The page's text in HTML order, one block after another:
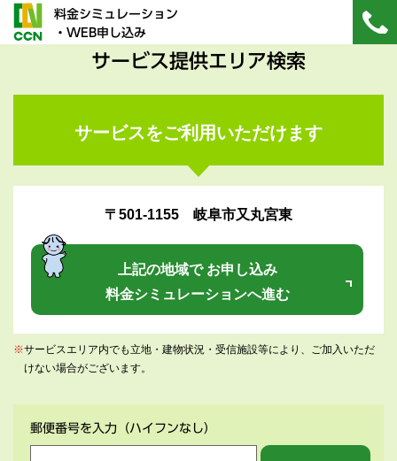
料金シミュレーション
・WEB申し込み
サービス提供エリア検索
サービスをご利用いただけます
〒501-1155 岐阜市又丸宮東
上記の地域で お申し込み
料金シミュレーションへ進む
※サービスエリア内でも立地・建物状況・受信施設等により、ご加入いただ
けない場合がございます。
郵便番号を入力 （ハイフンなし）